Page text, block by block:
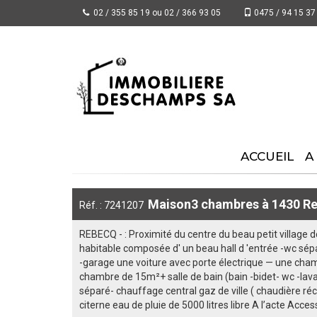
02 / 355 85 19 ou 02 / 366 93 05 0475 / 94 15 37
ACCUEIL A
Réf. : 7241207 Maison3 chambres à 1430
REBECQ - : Proximité du centre du beau petit
habitable composée d' un beau hall d 'entrée -wc
-garage une voiture avec porte électrique — une
chambre de 15m²+ salle de bain (bain -bidet- wc -
séparé- chauffage central gaz de ville ( chaudière
citerne eau de pluie de 5000 litres libre A l’acte